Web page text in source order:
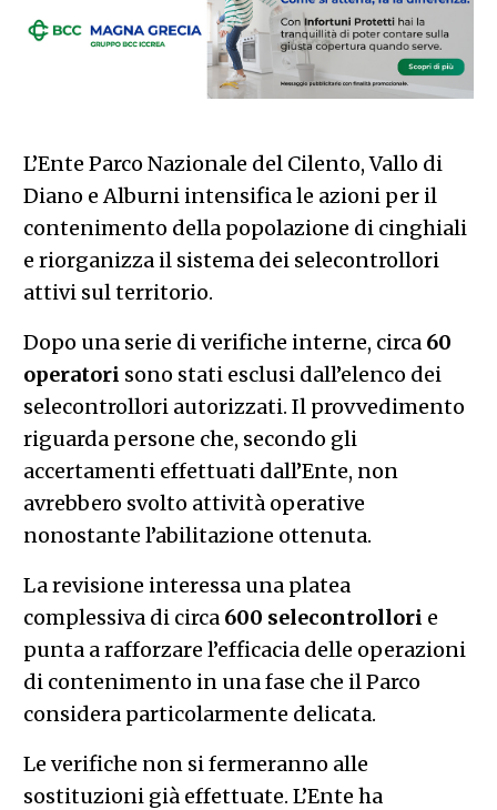
L’Ente Parco Nazionale del Cilento, Vallo di
Diano e Alburni intensifica le azioni per il
contenimento della popolazione di cinghiali
e riorganizza il sistema dei selecontrollori
attivi sul territorio.
Dopo una serie di verifiche interne, circa 60
operatori sono stati esclusi dall’elenco dei
selecontrollori autorizzati. Il provvedimento
riguarda persone che, secondo gli
accertamenti effettuati dall’Ente, non
avrebbero svolto attività operative
nonostante l’abilitazione ottenuta.
La revisione interessa una platea
complessiva di circa 600 selecontrollori e
punta a rafforzare l’efficacia delle operazioni
di contenimento in una fase che il Parco
considera particolarmente delicata.
Le verifiche non si fermeranno alle
sostituzioni già effettuate. L’Ente ha